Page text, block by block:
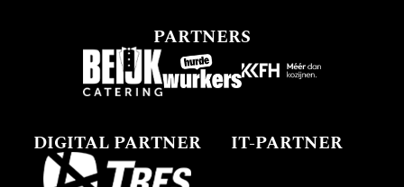
PARTNERS
DIGITAL PARTNER IT-PARTNER